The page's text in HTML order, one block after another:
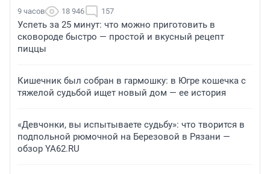
9 часов 18 946 157
Успеть за 25 минут: что можно приготовить в
сковороде быстро — простой и вкусный рецепт
пиццы
Кишечник был собран в гармошку: в Югре кошечка с
тяжелой судьбой ищет новый дом — ее история
«Девчонки, вы испытываете судьбу»: что творится в
подпольной рюмочной на Березовой в Рязани —
обзор YA62.RU